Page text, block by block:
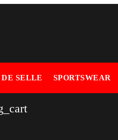
DE SELLE SPORTSWEAR